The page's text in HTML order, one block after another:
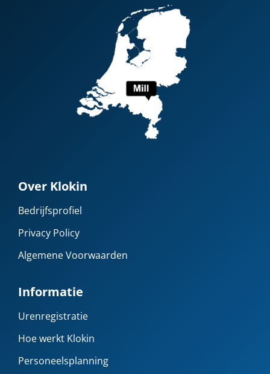
Over Klokin
Bedrijfsprofiel
Privacy Policy
Algemene Voorwaarden
Informatie
Urenregistratie
Hoe werkt Klokin
Personeelsplanning